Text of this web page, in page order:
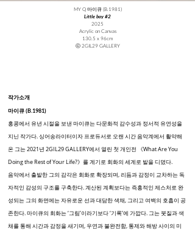
MY Q 마이큐 (B.1981)
Little boy #2
2025
Acrylic on Canvas
130.5 x 96cm
ⓒ 2GIL29 GALLERY
작가소개
​마이큐 (B.1981)
홍콩에서 유년 시절을 보낸 마이큐는 다문화적 감수성과 정서적 유연성을
지닌 작가다. 싱어송라이터이자 프로듀서로 오랜 시간 음악계에서 활약해
온 그는 2021년 2GIL29 GALLERY에서 열린 첫 개인전 《What Are You
Doing the Rest of Your Life?》를 계기로 회화의 세계로 발을 디뎠다.
음악에서 출발한 그의 감각은 회화로 확장되며, 리듬과 감정이 교차하는 독
자적인 감성의 구조를 구축한다. 계산된 계획보다는 즉흥적인 제스처로 완
성되는 그의 화면에는 자유로운 선과 대담한 색채, 그리고 여백의 호흡이 공
존한다. 마이큐의 회화는 ‘그림’이라기보다 ‘기록’에 가깝다. 그는 붓질과 색
채를 통해 시간과 감정을 새기며, 우연과 불완전함, 통제와 해방 사이의 미